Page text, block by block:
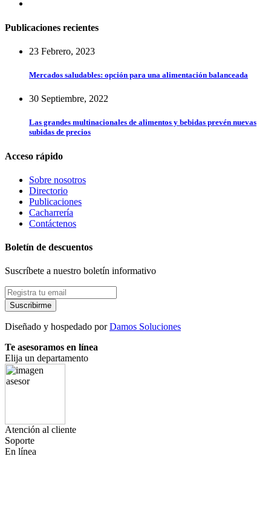
Publicaciones recientes
23 Febrero, 2023
Mercados saludables: opción para una alimentación balanceada
30 Septiembre, 2022
Las grandes multinacionales de alimentos y bebidas prevén nuevas
subidas de precios
Acceso rápido
Sobre nosotros
Directorio
Publicaciones
Cacharrería
Contáctenos
Boletín de descuentos
Suscríbete a nuestro boletín informativo
Suscribirme
Diseñado y hospedado porDamos Soluciones
Te asesoramos en línea
Elija un departamento
Atención al cliente
Soporte
En línea